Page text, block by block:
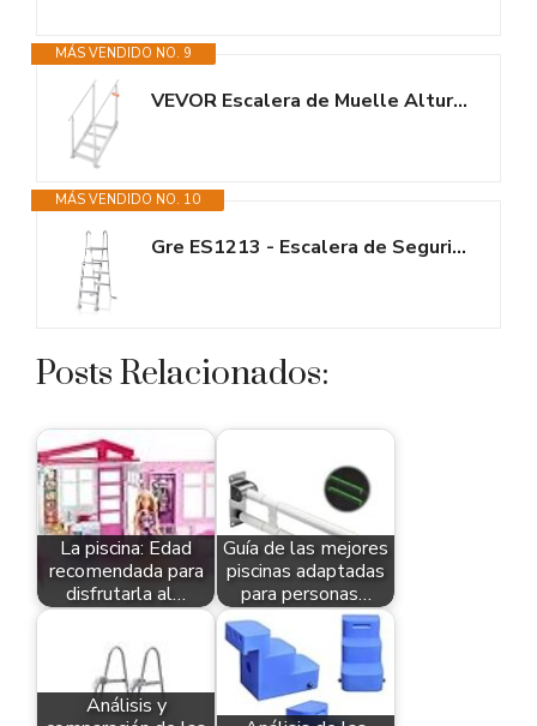
MÁS VENDIDO NO. 9
VEVOR Escalera de Muelle Altura Ajustable 75-96 cm Pontón Escalera para...
MÁS VENDIDO NO. 10
Gre ES1213 - Escalera de Seguridad para Piscinas Elevadas - Acero...
Posts Relacionados:
La piscina: Edad
recomendada para
disfrutarla al…
Guía de las mejores
piscinas adaptadas
para personas…
Análisis y